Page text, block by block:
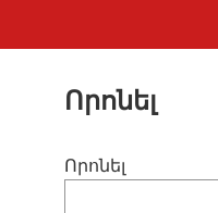
Որոնել
Որոնել